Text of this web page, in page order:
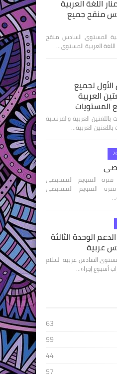
اللغة العربية
منقح جميع
المستوى السادس منقح
العربية المستوى…
لجميع
العربية
المستويات
العربية والفرنسية
العربية…
التقويم التشخيصي
فترة التقويم التشخيصي
الوحدة الثالثة
عربية
السادس عربية السلام
أسبوع إجراء…
63
59
44